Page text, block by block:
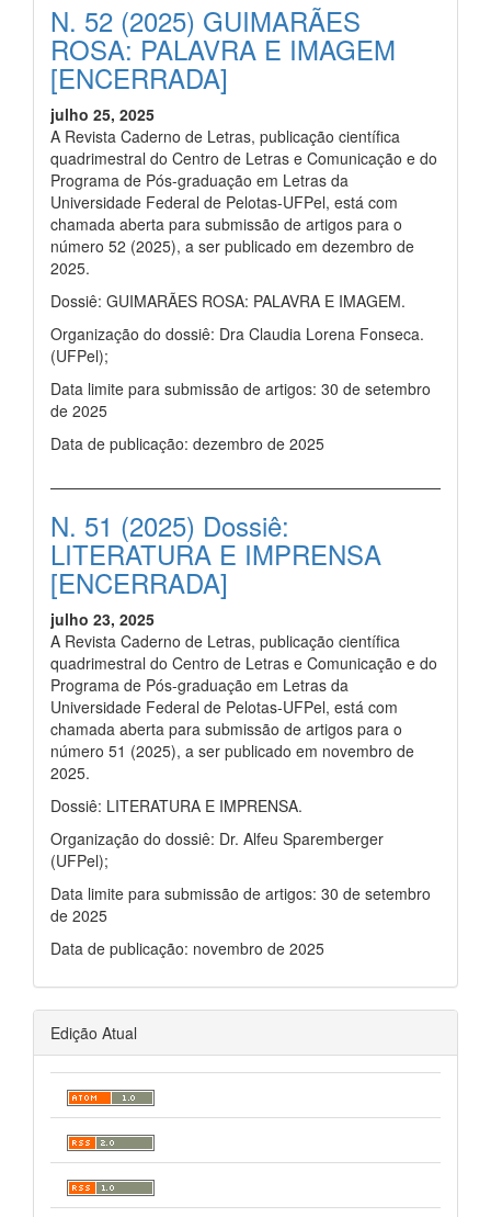
N. 52 (2025) GUIMARÃES
ROSA: PALAVRA E IMAGEM
[ENCERRADA]
julho 25, 2025
A Revista Caderno de Letras, publicação científica
quadrimestral do Centro de Letras e Comunicação e do
Programa de Pós-graduação em Letras da
Universidade Federal de Pelotas-UFPel, está com
chamada aberta para submissão de artigos para o
número 52 (2025), a ser publicado em dezembro de
2025.
Dossiê: GUIMARÃES ROSA: PALAVRA E IMAGEM.
Organização do dossiê: Dra Claudia Lorena Fonseca.
(UFPel);
Data limite para submissão de artigos: 30 de setembro
de 2025
Data de publicação: dezembro de 2025
N. 51 (2025) Dossiê:
LITERATURA E IMPRENSA
[ENCERRADA]
julho 23, 2025
A Revista Caderno de Letras, publicação científica
quadrimestral do Centro de Letras e Comunicação e do
Programa de Pós-graduação em Letras da
Universidade Federal de Pelotas-UFPel, está com
chamada aberta para submissão de artigos para o
número 51 (2025), a ser publicado em novembro de
2025.
Dossiê: LITERATURA E IMPRENSA.
Organização do dossiê: Dr. Alfeu Sparemberger
(UFPel);
Data limite para submissão de artigos: 30 de setembro
de 2025
Data de publicação: novembro de 2025
Edição Atual